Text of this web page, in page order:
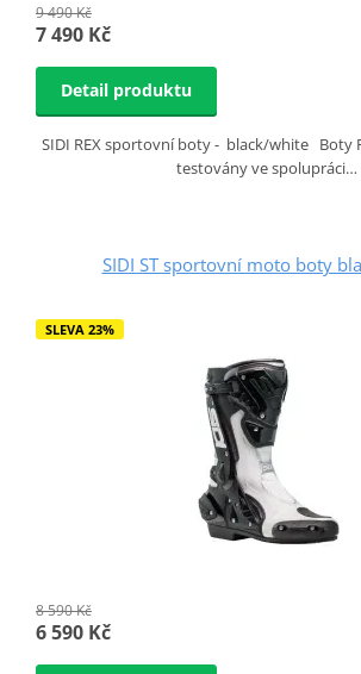
9 490 Kč
7 490 Kč
Detail produktu
SIDI REX sportovní boty - black/white Boty
testovány ve spolupráci…
SIDI ST sportovní moto boty
SLEVA 23%
8 590 Kč
6 590 Kč